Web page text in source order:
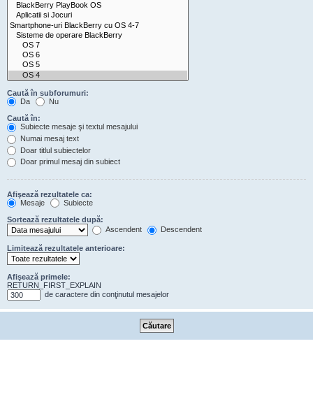
Caută în subforumuri:
Da
Nu
Caută în:
Subiecte mesaje şi textul mesajului
Numai mesaj text
Doar titlul subiectelor
Doar primul mesaj din subiect
Afişează rezultatele ca:
Mesaje
Subiecte
Sortează rezultatele după:
Ascendent
Descendent
Limitează rezultatele anterioare:
Afişează primele:
RETURN_FIRST_EXPLAIN
de caractere din conţinutul mesajelor